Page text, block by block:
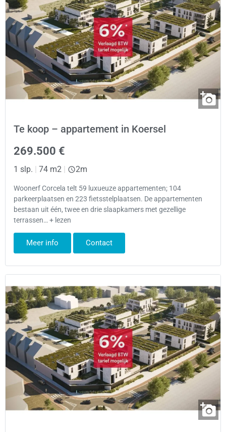
Te koop – appartement in Koersel
269.500 €
1 slp. 74 m2 2m
Woonerf Corcela telt 59 luxueuze appartementen; 104
parkeerplaatsen en 223 fietsstelplaatsen. De appartementen
bestaan uit één, twee en drie slaapkamers met gezellige
terrassen… + lezen
Meer info Contact